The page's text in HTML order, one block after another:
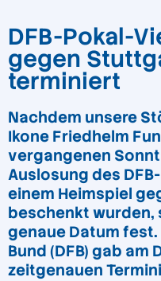
DFB-Pokal-
gegen
terminiert
Nachdem unsere
Ikone Friedhelm
vergangenen
Auslosung des
einem Heimspiel
beschenkt wurden,
genaue Datum
Bund (DFB) gab
zeitgenauen